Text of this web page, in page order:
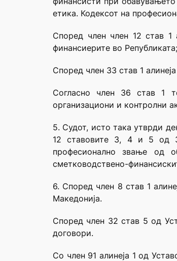
етика. Кодексот на
Според член член 12 став
финансиерите во
Според член 33 став 1
Согласно член 36 став 1
организациони и контролни
5. Судот, исто така утврди
12 ставовите 3, 4 и 5 од
професионално звање од
сметководствено-
6. Според член 8 став 1
Македонија.
Според член 32 став 5 од
договори.
Со член 91 алинеја 1 од